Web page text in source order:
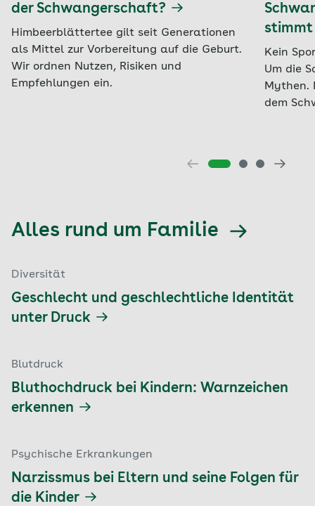
der Schwangerschaft?
Himbeerblättertee gilt seit Generationen
als Mittel zur Vorbereitung auf die Geburt.
Wir ordnen Nutzen, Risiken und
Empfehlungen ein.
stimmt
Kein
Um die
Mythen.
dem
Alles rund um Familie
Diversität
Geschlecht und geschlechtliche Identität
unter Druck
Blutdruck
Bluthochdruck bei Kindern: Warnzeichen
erkennen
Psychische Erkrankungen
Narzissmus bei Eltern und seine Folgen für
die Kinder